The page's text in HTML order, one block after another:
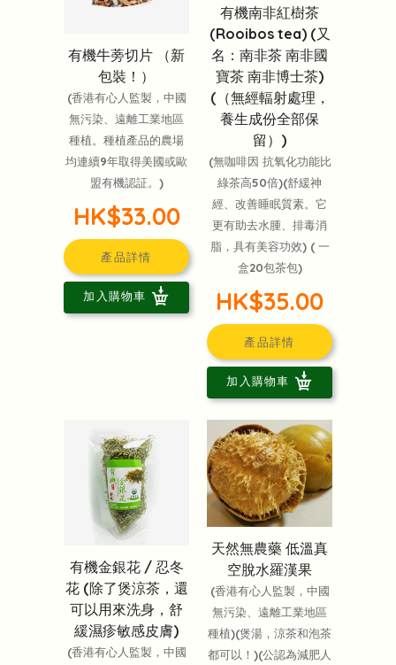
有機牛蒡切片 （新
包裝！）
(香港有心人監製，中國
無污染、遠離工業地區
種植。種植產品的農場
均連續9年取得美國或歐
盟有機認証。)
HK$33.00
產品詳情
加入購物車
有機南非紅樹茶
(Rooibos tea) (又
名：南非茶 南非國
寶茶 南非博士茶)
(（無經輻射處理，
養生成份全部保
留）)
(無咖啡因 抗氧化功能比
綠茶高50倍)(舒緩神
經、改善睡眠質素。它
更有助去水腫、排毒消
脂，具有美容功效) ( 一
盒20包茶包)
HK$35.00
產品詳情
加入購物車
有機金銀花 / 忍冬
花 (除了煲涼茶，還
可以用來洗身，舒
緩濕疹敏感皮膚)
(香港有心人監製，中國
天然無農藥 低溫真
空脫水羅漢果
(香港有心人監製，中國
無污染、遠離工業地區
種植)(煲湯，涼茶和泡茶
都可以！)(公認為減肥人